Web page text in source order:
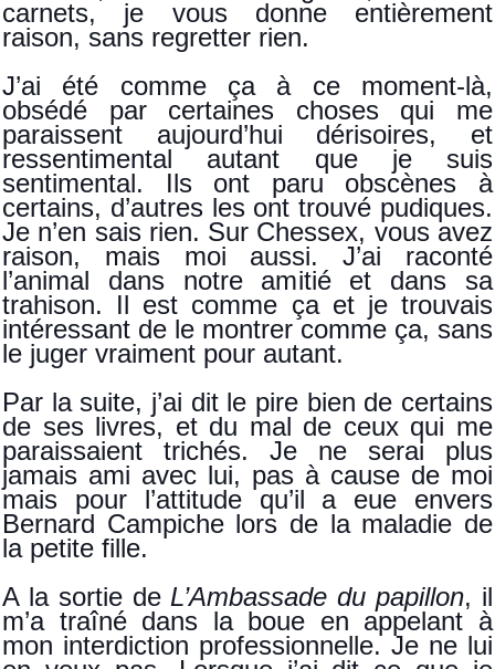
carnets, je vous donne entièrement
raison, sans regretter rien.
J’ai été comme ça à ce moment-là,
obsédé par certaines choses qui me
paraissent aujourd’hui dérisoires, et
ressentimental autant que je suis
sentimental. Ils ont paru obscènes à
certains, d’autres les ont trouvé pudiques.
Je n’en sais rien. Sur Chessex, vous avez
raison, mais moi aussi. J’ai raconté
l’animal dans notre amitié et dans sa
trahison. Il est comme ça et je trouvais
intéressant de le montrer comme ça, sans
le juger vraiment pour autant.
Par la suite, j’ai dit le pire bien de certains
de ses livres, et du mal de ceux qui me
paraissaient trichés. Je ne serai plus
jamais ami avec lui, pas à cause de moi
mais pour l’attitude qu’il a eue envers
Bernard Campiche lors de la maladie de
la petite fille.
A la sortie de L’Ambassade du papillon, il
m’a traîné dans la boue en appelant à
mon interdiction professionnelle. Je ne lui